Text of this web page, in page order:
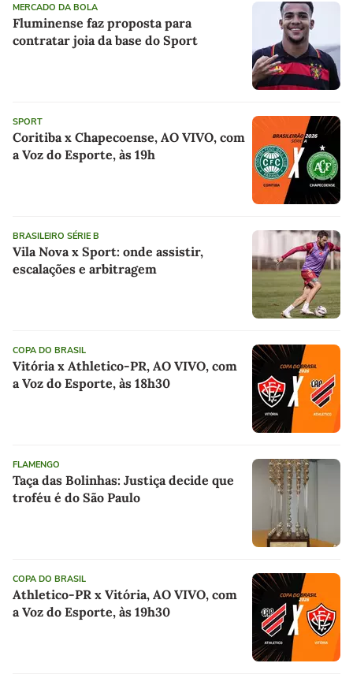
MERCADO DA BOLA
Fluminense faz proposta para
contratar joia da base do Sport
SPORT
Coritiba x Chapecoense, AO VIVO, com
a Voz do Esporte, às 19h
BRASILEIRO SÉRIE B
Vila Nova x Sport: onde assistir,
escalações e arbitragem
COPA DO BRASIL
Vitória x Athletico-PR, AO VIVO, com
a Voz do Esporte, às 18h30
FLAMENGO
Taça das Bolinhas: Justiça decide que
troféu é do São Paulo
COPA DO BRASIL
Athletico-PR x Vitória, AO VIVO, com
a Voz do Esporte, às 19h30